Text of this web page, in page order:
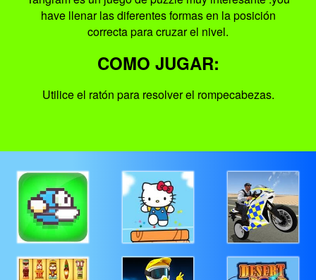
have llenar las diferentes formas en la posición
correcta para cruzar el nivel.
COMO JUGAR:
Utilice el ratón para resolver el rompecabezas.